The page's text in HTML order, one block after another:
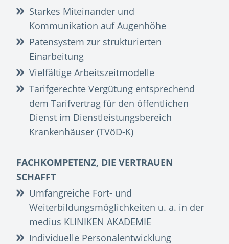
Starkes Miteinander und
Kommunikation auf Augenhöhe
Patensystem zur strukturierten
Einarbeitung
Vielfältige Arbeitszeitmodelle
Tarifgerechte Vergütung entsprechend
dem Tarifvertrag für den öffentlichen
Dienst im Dienstleistungsbereich
Krankenhäuser (TVöD-K)
FACHKOMPETENZ, DIE VERTRAUEN
SCHAFFT
Umfangreiche Fort- und
Weiterbildungsmöglichkeiten u. a. in der
medius KLINIKEN AKADEMIE
Individuelle Personalentwicklung